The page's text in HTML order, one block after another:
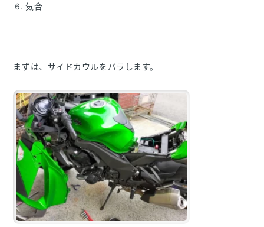
気合
まずは、サイドカウルをバラします。